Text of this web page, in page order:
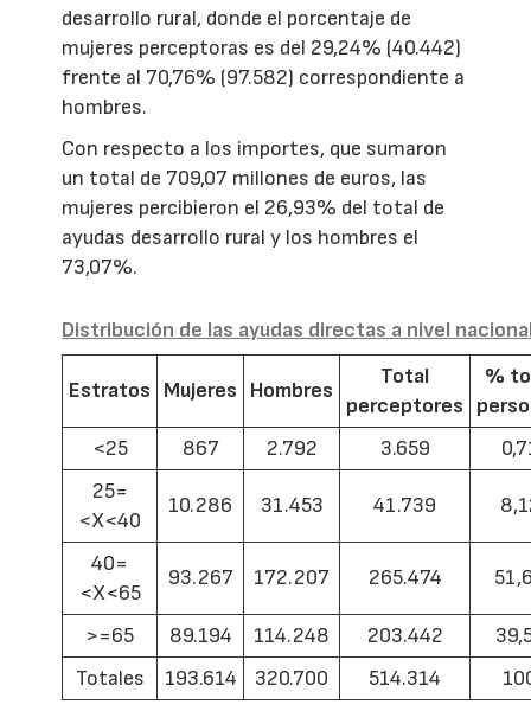
desarrollo rural, donde el porcentaje de
mujeres perceptoras es del 29,24% (40.442)
frente al 70,76% (97.582) correspondiente a
hombres.
Con respecto a los importes, que sumaron
un total de 709,07 millones de euros, las
mujeres percibieron el 26,93% del total de
ayudas desarrollo rural y los hombres el
73,07%.
Distribución de las ayudas directas a nivel
Estratos Mujeres Hombres
Total
perceptores
%
<25
867 2.792 3.659
25=
<X<40
10.286 31.453 41.739
40=
<X<65
93.267 172.207 265.474
>=65 89.194 114.248 203.442
Totales
193.614 320.700 514.314